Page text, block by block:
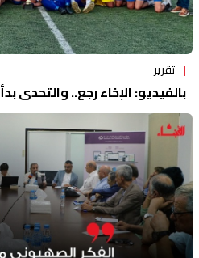
تقرير
بالفيديو: الإخاء رجع.. والتحدي بدأ